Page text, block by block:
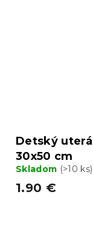
Detský
30x50 cm
Skladom (>10 ks)
1.90 €